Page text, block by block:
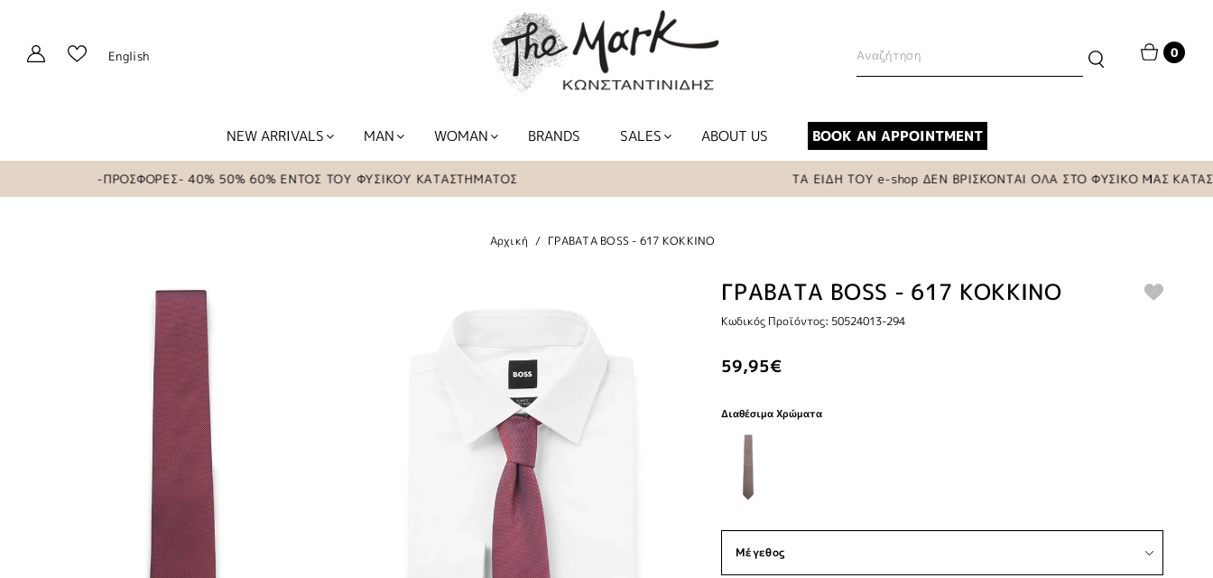
English 0
NEW ARRIVALS MAN WOMAN BRANDS SALES ABOUT US BOOK AN APPOINTMENT
-ΠΡΟΣΦΟΡΕΣ- 40% 50% 60% ΕΝΤΟΣ ΤΟΥ ΦΥΣΙΚΟΥ ΚΑΤΑΣΤΗΜΑΤΟΣ ΤΑ ΕΙΔΗ ΤΟΥ e-shop ΔΕΝ ΒΡΙΣΚΟΝΤΑΙ ΟΛΑ ΣΤΟ ΦΥΣΙΚΟ ΜΑΣ ΚΑΤΑΣΤΗΜΑ
Αρχική ΓΡΑΒΑΤΑ BOSS - 617 ΚΟΚΚΙΝΟ
ΓΡΑΒΑΤΑ BOSS - 617 ΚΟΚΚΙΝΟ
Κωδικός Προϊόντος: 50524013-294
59,95€
Διαθέσιμα Χρώματα